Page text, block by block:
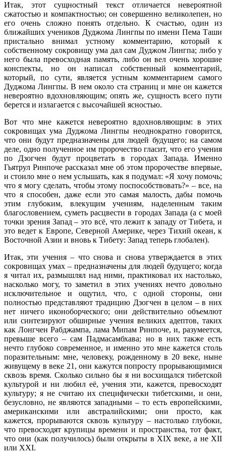
Итак, этот сущностный текст отличается невероятной
сжатостью и компактностью; он совершенно великолепен, но
его очень сложно понять отдельно. К счастью, один из
ближайших учеников Дуджома Лингпы по имени Пема Таши
пристально внимал устному комментарию, который к
собственному сокровищу ума дал сам Дуджом Лингпа; либо у
него была превосходная память, либо он вел очень хорошие
конспекты, но он написал собственный комментарий,
который, по сути, является устным комментарием самого
Дуджома Лингпы. В нем около ста страниц и мне он кажется
невероятно вдохновляющим; опять же, сущность всего пути
берется и излагается с высочайшей ясностью.
Вот что мне кажется невероятно вдохновляющим: в этих
сокровищах ума Дуджома Лингпы неоднократно говорится,
что они будут предназначены для людей будущего; на самом
деле, одно полученное им пророчество гласит, что его учения
по Дзогчен будут процветать в городах Запада. Именно
Гьятрул Ринпоче рассказал мне об этом пророчестве впервые,
и стоило мне о нем услышать, как я подумал: «Я хочу помочь;
что я могу сделать, чтобы этому поспособствовать?» – все, на
что я способен, даже если это самая малость, дабы помочь
этим глубоким, влекущим учениям, наделенным таким
благословением, суметь расцвести в городах Запада (а с моей
точки зрения Запад – это всё, что лежит к западу от Тибета, и
это ведет к Европе, Северной Америке, через Тихий океан, к
Восточной Азии и вновь к Тибету: Запад теперь глобален).
Итак, эти учения – что снова и снова утверждается в этих
сокровищах умах – предназначены для людей будущего; когда
я читал их, размышлял над ними, практиковал их настолько,
насколько могу, то заметил в этих учениях нечто довольно
исключительное и ощутил, что, с одной стороны, они
полностью представляют традицию Дзогчен в целом – в них
нет ничего иконоборческого; они действительно объемлют
или синтезируют обширные учения великих адептов, таких
как Лонгчен Рабджампа, лама Мипам Ринпоче, и, разумеется,
превыше всего – сам Падмасамбхава; но в них также есть
нечто глубоко современное, и именно это мне кажется столь
поразительным: мне, человеку, рожденному в 20 веке, ныне
живущему в веке 21, они кажутся попросту прорывающимися
сквозь время. Сколько сильно бы я ни восхищался тибетской
культурой и ни любил её, учения эти, кажется, превосходят
культуру; я не считаю их специфически тибетскими, и они,
безусловно, не являются западными – то есть европейскими,
американскими или австралийскими; они просто, как
кажется, прорываются сквозь культуру – настолько глубоки,
что превосходят крупицы времени и пространства, тот факт,
что они (как получилось) были открыты в XIX веке, а не XII
или XXI.